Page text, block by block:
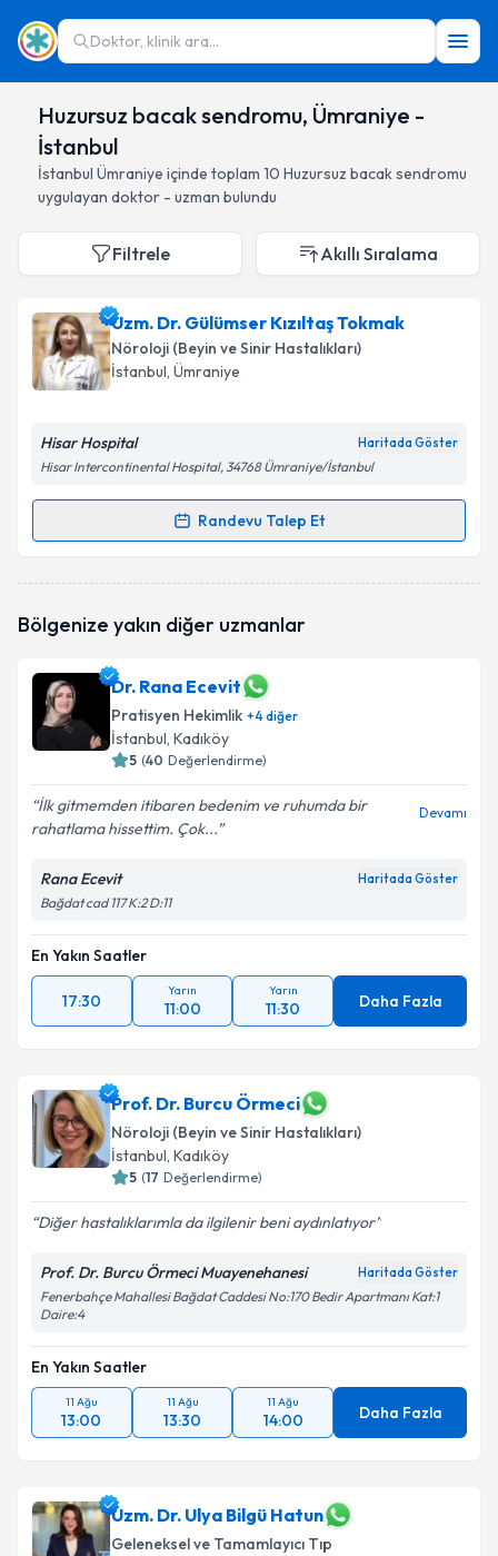
Doktor, klinik ara...
Huzursuz bacak sendromu, Ümraniye -
İstanbul
İstanbul Ümraniye içinde toplam 10 Huzursuz bacak sendromu
uygulayan doktor - uzman bulundu
Filtrele Akıllı Sıralama
Uzm. Dr. Gülümser Kızıltaş Tokmak
Nöroloji (Beyin ve Sinir Hastalıkları)
İstanbul, Ümraniye
Hisar Hospital Haritada Göster
Hisar Intercontinental Hospital, 34768 Ümraniye/İstanbul
Randevu Talep Et
Randevu Takvimi Talebi
takvimi talebi oluşturun. Size bu uzmandan randevu
bilgilendireceğiz.
E-posta Adresiniz
Kişisel verilerimin işlenmesine ilişkin
kapsamda işlenmesini kabul ediyorum.
Takvim Talebini Gönder
Bölgenize yakın diğer uzmanlar
Dr. Rana Ecevit
Pratisyen Hekimlik +4diğer
İstanbul, Kadıköy
5 (40 Değerlendirme)
İlk gitmemden itibaren bedenim ve ruhumda bir
rahatlama hissettim. Çok...
Devamı
Rana Ecevit Haritada Göster
Bağdat cad 117 K:2 D:11
En Yakın Saatler
17:30
Yarın
11:00
Yarın
11:30 Daha Fazla
Prof. Dr. Burcu Örmeci
Nöroloji (Beyin ve Sinir Hastalıkları)
İstanbul, Kadıköy
5 (17 Değerlendirme)
Diğer hastalıklarımla da ilgilenir beni aydınlatıyor
Prof. Dr. Burcu Örmeci Muayenehanesi Haritada Göster
Fenerbahçe Mahallesi Bağdat Caddesi No:170 Bedir Apartmanı Kat:1
Daire:4
En Yakın Saatler
11 Ağu
13:00
11 Ağu
13:30
11 Ağu
14:00 Daha Fazla
Uzm. Dr. Ulya Bilgü Hatun
Geleneksel ve Tamamlayıcı Tıp